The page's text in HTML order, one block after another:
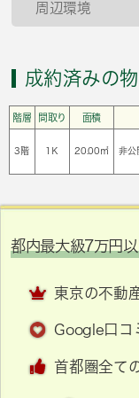
周辺環境
成約済みの
階層 間取り 面積
3階 1Ｋ 20.00㎡ 非公
都内最大級7万円
東京の不動
Google口コ
首都圏全て